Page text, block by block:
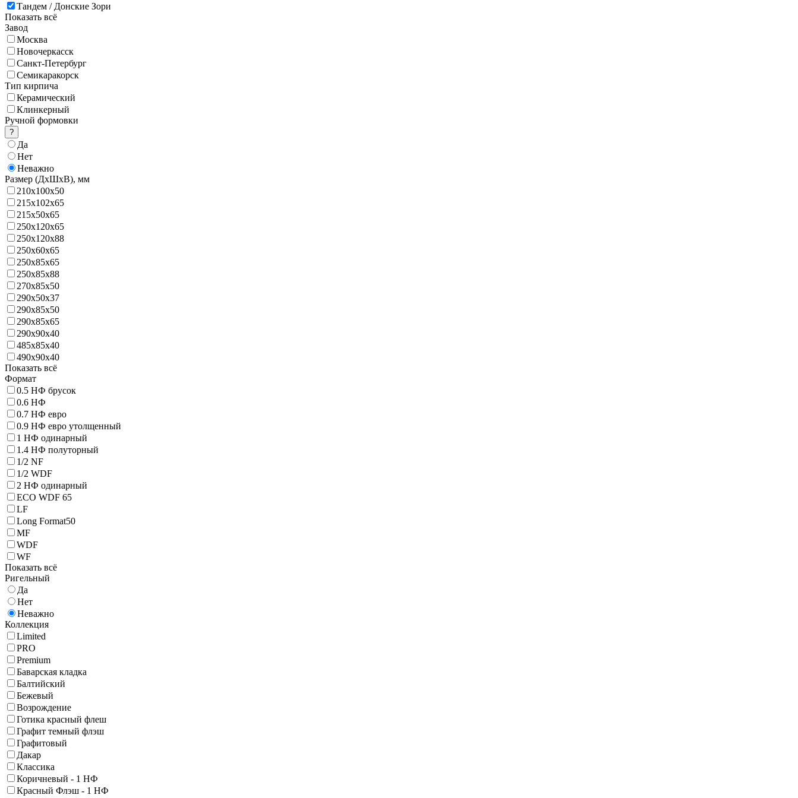
Тандем / Донские Зори
Показать всё
Завод
Москва
Новочеркасск
Санкт-Петербург
Семикаракорск
Тип кирпича
Керамический
Клинкерный
Ручной формовки
?
Да
Нет
Неважно
Размер (ДхШхВ), мм
210х100х50
215х102х65
215х50х65
250х120х65
250х120х88
250х60х65
250х85х65
250х85х88
270х85х50
290x50х37
290x85х50
290x85х65
290х90х40
485х85х40
490х90х40
Показать всё
Формат
0.5 НФ брусок
0.6 НФ
0.7 НФ евро
0.9 НФ евро утолщенный
1 НФ одинарный
1.4 НФ полуторный
1/2 NF
1/2 WDF
2 НФ одинарный
ECO WDF 65
LF
Long Format50
MF
WDF
WF
Показать всё
Ригельный
Да
Нет
Неважно
Коллекция
Limited
PRO
Premium
Баварская кладка
Балтийский
Бежевый
Возрождение
Готика красный флеш
Графит темный флэш
Графитовый
Дакар
Классика
Коричневый - 1 НФ
Красный Флэш - 1 НФ